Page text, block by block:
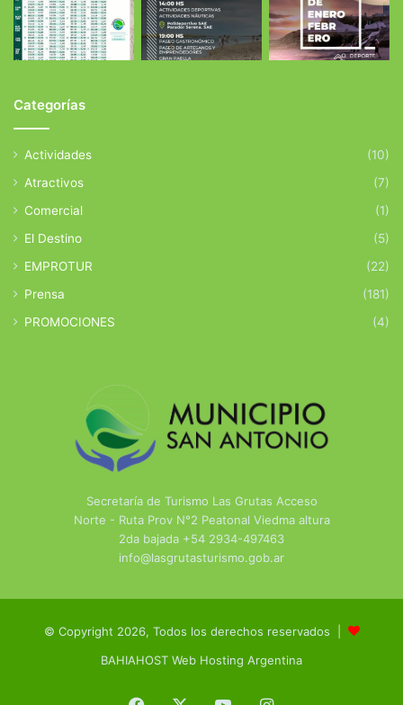
Categorías
Actividades
(10)
Atractivos
(7)
Comercial
(1)
El Destino
(5)
EMPROTUR
(22)
Prensa
(181)
PROMOCIONES
(4)
Secretaría de Turismo Las Grutas Acceso
Norte - Ruta Prov N°2 Peatonal Viedma altura
2da bajada +54 2934-497463
info@lasgrutasturismo.gob.ar
© Copyright 2026, Todos los derechos reservados |
BAHIAHOST Web Hosting Argentina